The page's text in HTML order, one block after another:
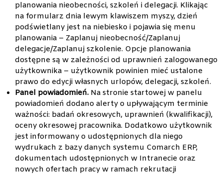
planowania nieobecności, szkoleń i delegacji. Klikając
na formularz dnia lewym klawiszem myszy, dzień
podświetlany jest na niebiesko i pojawia się menu
planowania – Zaplanuj nieobecność/Zaplanuj
delegacje/Zaplanuj szkolenie. Opcje planowania
dostępne są w zależności od uprawnień zalogowanego
użytkownika – użytkownik powinien mieć ustalone
prawo do edycji własnych urlopów, delegacji, szkoleń.
Panel powiadomień. Na stronie startowej w panelu
powiadomień dodano alerty o upływającym terminie
ważności: badań okresowych, uprawnień (kwalifikacji),
oceny okresowej pracownika. Dodatkowo użytkownik
jest informowany o udostępnionych dla niego
wydrukach z bazy danych systemu Comarch ERP,
dokumentach udostępnionych w Intranecie oraz
nowych ofertach pracy w ramach rekrutacji